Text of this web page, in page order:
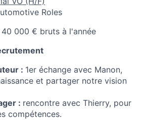
Roles
000 € bruts à l'année
: 1er échange avec Manon,
et partager notre vision
: rencontre avec Thierry, pour
compétences.